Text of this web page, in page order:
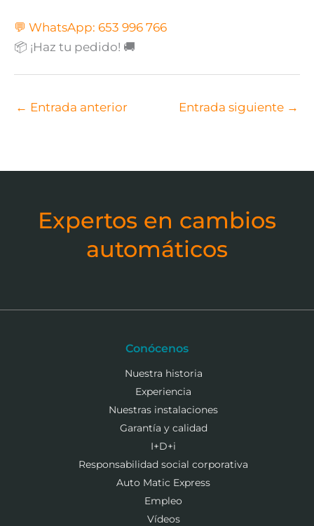
💬 WhatsApp: 653 996 766
📦 ¡Haz tu pedido! 🚚
← Entrada anterior Entrada siguiente →
Expertos en cambios
automáticos
Conócenos
Nuestra historia
Experiencia
Nuestras instalaciones
Garantía y calidad
I+D+i
Responsabilidad social corporativa
Auto Matic Express
Empleo
Vídeos